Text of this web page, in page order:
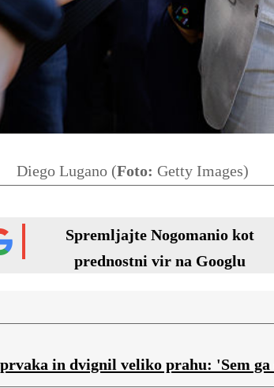
Diego Lugano (Foto: Getty Images)
Spremljajte Nogomanio kot
prednostni vir na Googlu
in dvignil veliko prahu: 'Sem